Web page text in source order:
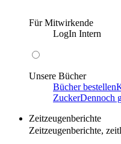
Für Mitwirkende
LogIn Intern
Unsere Bücher
Bücher bestellen
ZuckerDennoch
Zeitzeugenberichte
Zeitzeugenberichte,